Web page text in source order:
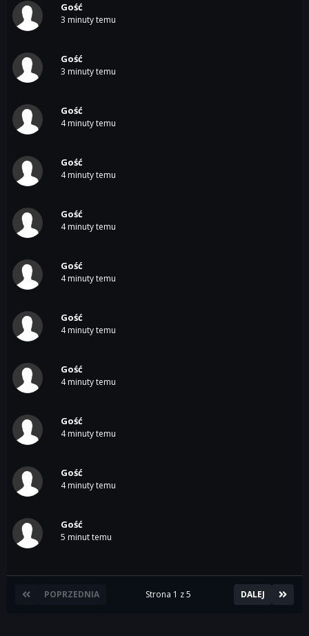
Gość
3 minuty temu
Gość
3 minuty temu
Gość
4 minuty temu
Gość
4 minuty temu
Gość
4 minuty temu
Gość
4 minuty temu
Gość
4 minuty temu
Gość
4 minuty temu
Gość
4 minuty temu
Gość
4 minuty temu
Gość
5 minut temu
POPRZEDNIA DALEJ
Strona 1 z 5